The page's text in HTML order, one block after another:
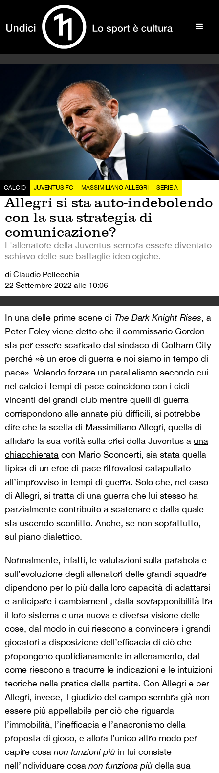
CALCIO JUVENTUS FC MASSIMILIANO ALLEGRI SERIE A
Allegri si sta auto-indebolendo
con la sua strategia di
comunicazione?
L'allenatore della Juventus sembra essere diventato
schiavo delle sue battaglie ideologiche.
di Claudio Pellecchia
22 Settembre 2022 alle 10:06
In una delle prime scene di The Dark Knight Rises, a
Peter Foley viene detto che il commissario Gordon
sta per essere scaricato dal sindaco di Gotham City
perché «è un eroe di guerra e noi siamo in tempo di
pace». Volendo forzare un parallelismo secondo cui
nel calcio i tempi di pace coincidono con i cicli
vincenti dei grandi club mentre quelli di guerra
corrispondono alle annate più difficili, si potrebbe
dire che la scelta di Massimiliano Allegri, quella di
affidare la sua verità sulla crisi della Juventus a una
chiacchierata con Mario Sconcerti, sia stata quella
tipica di un eroe di pace ritrovatosi catapultato
all’improvviso in tempi di guerra. Solo che, nel caso
di Allegri, si tratta di una guerra che lui stesso ha
parzialmente contribuito a scatenare e dalla quale
sta uscendo sconfitto. Anche, se non soprattutto,
sul piano dialettico.
Normalmente, infatti, le valutazioni sulla parabola e
sull’evoluzione degli allenatori delle grandi squadre
dipendono per lo più dalla loro capacità di adattarsi
e anticipare i cambiamenti, dalla sovrapponibilità tra
il loro sistema e una nuova e diversa visione delle
cose, dal modo in cui riescono a convincere i grandi
giocatori a disposizione dell’efficacia di ciò che
propongono quotidianamente in allenamento, dal
come riescono a tradurre le indicazioni e le intuizioni
teoriche nella pratica della partita. Con Allegri e per
Allegri, invece, il giudizio del campo sembra già non
essere più appellabile per ciò che riguarda
l’immobilità, l’inefficacia e l’anacronismo della
proposta di gioco, e allora l’unico altro modo per
capire cosa non funzioni più in lui consiste
nell’individuare cosa non funziona più della sua